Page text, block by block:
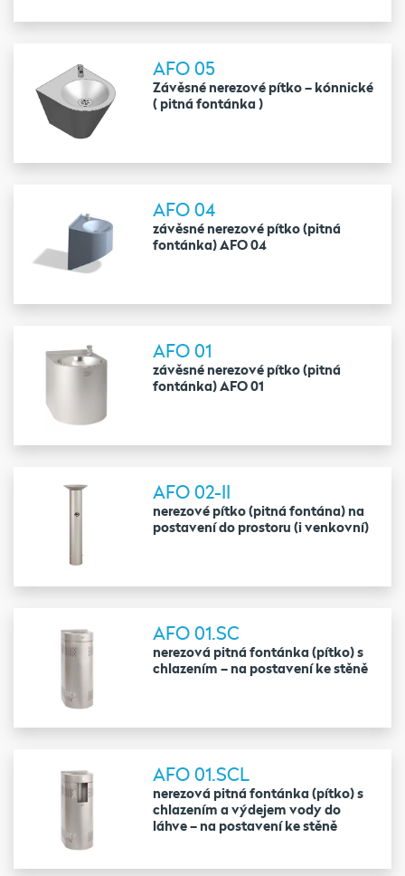
AFO 05
Závěsné nerezové pítko – kónnické
( pitná fontánka )
AFO 04
závěsné nerezové pítko (pitná
fontánka) AFO 04
AFO 01
závěsné nerezové pítko (pitná
fontánka) AFO 01
AFO 02-II
nerezové pítko (pitná fontána) na
postavení do prostoru (i venkovní)
AFO 01.SC
nerezová pitná fontánka (pítko) s
chlazením – na postavení ke stěně
AFO 01.SCL
nerezová pitná fontánka (pítko) s
chlazením a výdejem vody do
láhve – na postavení ke stěně